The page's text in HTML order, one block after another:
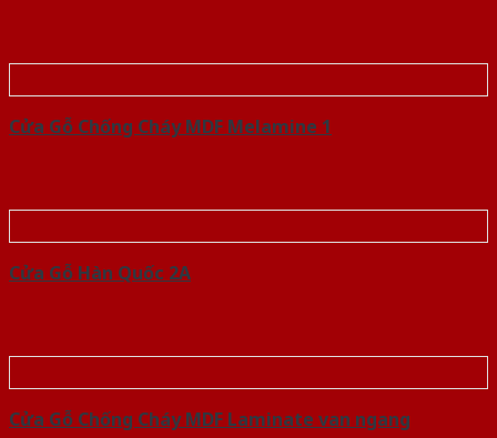
Cửa Gỗ Chống Cháy MDF Melamine 1
Cửa Gỗ Hàn Quốc 2A
Cửa Gỗ Chống Cháy MDF Laminate van ngang